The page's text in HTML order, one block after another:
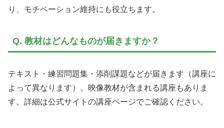
り、モチベーション維持にも役立ちます。
Q. 教材はどんなものが届きますか？
テキスト・練習問題集・添削課題などが届きます（講座に
よって異なります）。映像教材が含まれる講座もありま
す。詳細は公式サイトの講座ページでご確認ください。